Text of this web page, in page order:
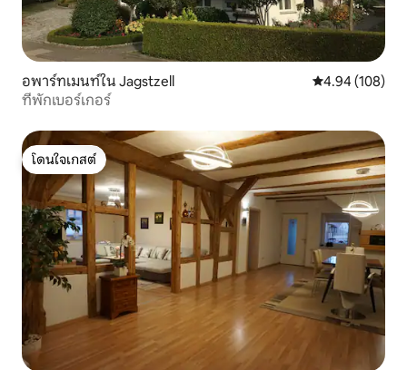
อพาร์ทเมนท์ใน Jagstzell คะแนนเฉลี่ย
4.94 (108)
ที่พักเบอร์เกอร์
โดนใจเกสต์
โดนใจเกสต์